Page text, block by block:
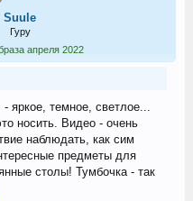
Suule
Гуру
апреля 2022
яркое, темное, светлое...
носить. Видео - очень
наблюдать, как сим
предметы для
столы! Тумбочка - так